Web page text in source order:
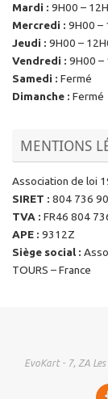
Mardi : 9H00 –
Mercredi : 9H00 –
Jeudi : 9H00 –
Vendredi : 9H00 –
Samedi : Fermé
Dimanche : Fermé
MENTIONS
Association de loi
SIRET : 804 736
TVA : FR46 804
APE : 9312Z
Siège social :
TOURS – France
EvoKart - 7, ZA Les